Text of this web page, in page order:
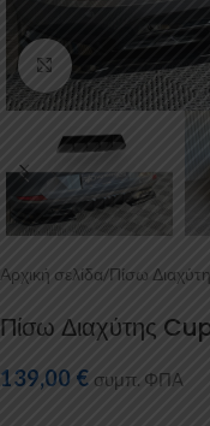
Κάντε κλικ για
Αρχική σελίδα/Πίσω
Πίσω Διαχύτης
139,00 € συμπ. ΦΠΑ